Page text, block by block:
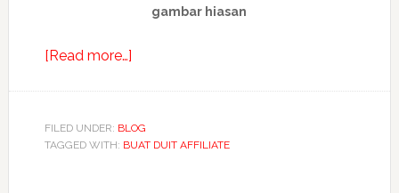
gambar hiasan
[Read more…]about
dengan
Kitab
FILED UNDER: BLOG
TAGGED WITH: BUAT DUIT AFFILIATE